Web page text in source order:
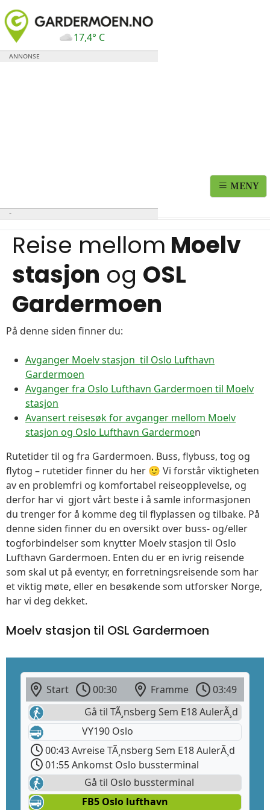
17,4° C
MENY
Reise mellom Moelv
stasjon og OSL
Gardermoen
På denne siden finner du:
Avganger Moelv stasjon til Oslo Lufthavn
Gardermoen
Avganger fra Oslo Lufthavn Gardermoen til Moelv
stasjon
Avansert reisesøk for avganger mellom Moelv
stasjon og Oslo Lufthavn Gardermoen
Rutetider til og fra Gardermoen. Buss, flybuss, tog og
flytog – rutetider finner du her 🙂 Vi forstår viktigheten
av en problemfri og komfortabel reiseopplevelse, og
derfor har vi gjort vårt beste i å samle informasjonen
du trenger for å komme deg til flyplassen og tilbake. På
denne siden finner du en oversikt over buss- og/eller
togforbindelser som knytter Moelv stasjon til Oslo
Lufthavn Gardermoen. Enten du er en ivrig reisende
som skal ut på eventyr, en forretningsreisende som har
et viktig møte, eller en besøkende som utforsker Norge,
har vi deg dekket.
Moelv stasjon til OSL Gardermoen
Start 00:30 Framme
03:49
Gå til TÃ¸nsberg Sem E18 AulerÃ¸d
VY190 Oslo
00:43 Avreise TÃ¸nsberg Sem E18 AulerÃ¸d
01:55 Ankomst Oslo bussterminal
Gå til Oslo bussterminal
FB5 Oslo lufthavn